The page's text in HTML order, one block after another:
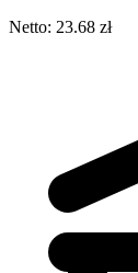
Netto: 23.68 zł